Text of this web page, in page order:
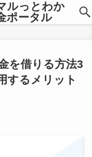
ルっとわか
ポータル
を借りる方法3
するメリット